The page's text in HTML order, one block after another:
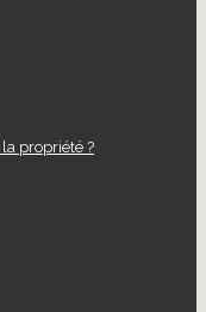
propriété ?